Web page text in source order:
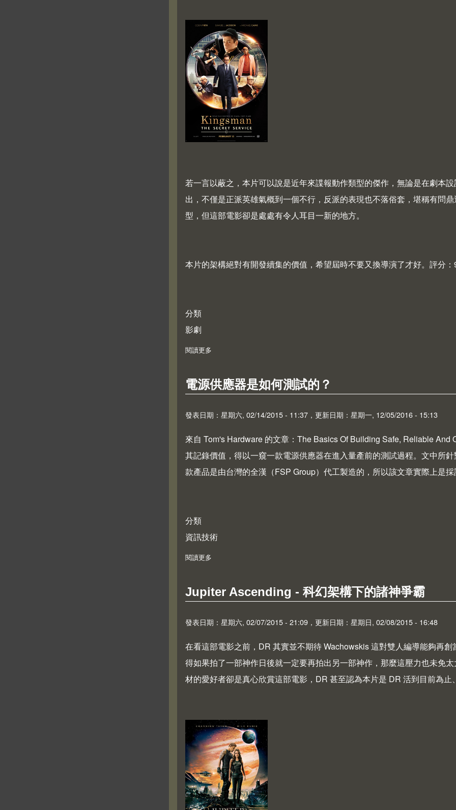
若一言以蔽之，本片可以說是近年來諜報動作類型的傑作，無論是在劇本
出，不僅是正派英雄氣概到一個不行，反派的表現也不落俗套，堪稱有問
型，但這部電影卻是處處有令人耳目一新的地方。
本片的架構絕對有開發續集的價值，希望屆時不要又換導演了才好。評分
分類
影劇
閱讀更多
電源供應器是如何測試的？
發表日期：星期六, 02/14/2015 - 11:37，更新日期：星期一, 12/05/2016 - 15:13
來自 Tom's Hardware 的文章： The Basics Of Building Safe, Reliable And
其記錄價值，得以一窺一款電源供應器在進入量產前的測試過程。文中所
款產品是由台灣的全漢（FSP Group）代工製造的，所以該文章實際上是
分類
資訊技術
閱讀更多
Jupiter Ascending - 科幻架構下的諸神爭霸
發表日期：星期六, 02/07/2015 - 21:09，更新日期：星期日, 02/08/2015 - 16:48
在看這部電影之前，DR 其實並不期待 Wachowskis 這對雙人編導能夠再
得如果拍了一部神作日後就一定要再拍出另一部神作，那麼這壓力也未免
材的愛好者卻是真心欣賞這部電影，DR 甚至認為本片是 DR 活到目前為